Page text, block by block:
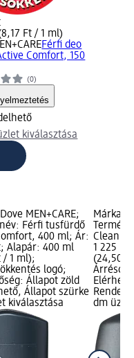
Ft / 1 ml)
Férfi deo
Comfort, 150
(0)
kiválasztása
MEN+CARE;
Férfi tusfürdő
400 ml; Ár:
Alapár: 400 ml
/ 1 ml);
logó;
Állapot zöld
Állapot szürke
kiválasztása
Márka:
Clean
1 225
(24,50
dm